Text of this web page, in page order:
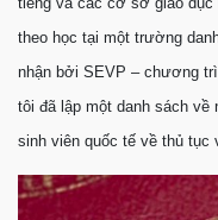
theo học tại một trường
nhận bởi SEVP – chương
tôi đã lập một danh sách
sinh viên quốc tế về thủ tục